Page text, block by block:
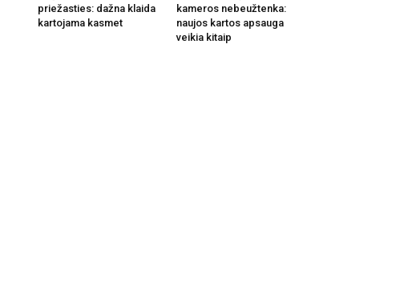
priežasties: dažna klaida
kartojama kasmet
kameros nebeužtenka:
naujos kartos apsauga
veikia kitaip